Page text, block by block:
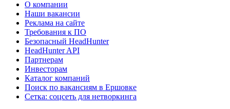
О компании
Наши вакансии
Реклама на сайте
Требования к ПО
Безопасный HeadHunter
HeadHunter API
Партнерам
Инвесторам
Каталог компаний
Поиск по вакансиям в Ершовке
Сетка: соцсеть для нетворкинга